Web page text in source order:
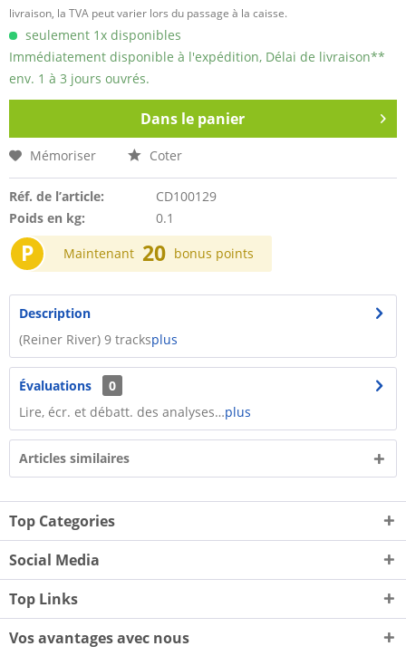
livraison, la TVA peut varier lors du passage à la caisse.
seulement 1x disponibles
Immédiatement disponible à l'expédition, Délai de livraison**
env. 1 à 3 jours ouvrés.
Dans le panier
Mémoriser Coter
Réf. de l’article:
CD100129
Poids en kg:
0.1
P Maintenant 20 bonus points
Description
(Reiner River) 9 tracksplus
Évaluations
0
Lire, écr. et débatt. des analyses…plus
Articles similaires
Top Categories
Social Media
Top Links
Vos avantages avec nous